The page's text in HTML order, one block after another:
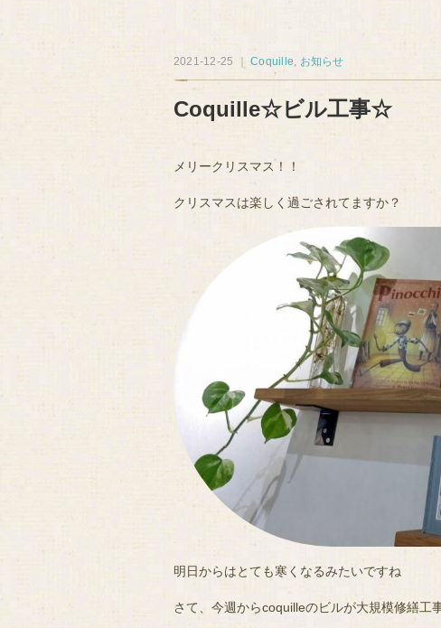
2021-12-25 ｜Coquille, お知らせ
Coquille☆ビル工事☆
メリークリスマス！！
クリスマスは楽しく過ごされてますか？
明日からはとても寒くなるみたいですね
さて、今週からcoquilleのビルが大規模修繕工